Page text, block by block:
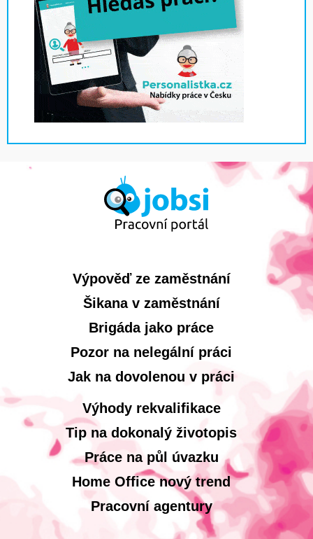
Výpověď ze zaměstnání
Šikana v zaměstnání
Brigáda jako práce
Pozor na nelegální práci
Jak na dovolenou v práci
Výhody rekvalifikace
Tip na dokonalý životopis
Práce na půl úvazku
Home Office nový trend
Pracovní agentury